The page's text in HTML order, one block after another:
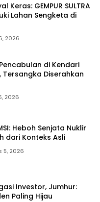
Keras: GEMPUR SULTRA
Lahan Sengketa di
2026
di Kendari
Tersangka Diserahkan
2026
Heboh Senjata Nuklir
dari Konteks Asli
5, 2026
Investor, Jumhur:
Paling Hijau